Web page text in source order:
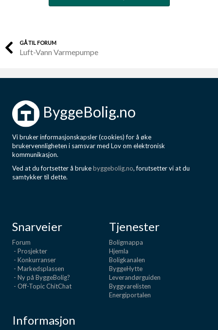
GÅ TIL FORUM
Luft-Vann Varmepumpe
ByggeBolig.no
Vi bruker informasjonskapsler (cookies) for å øke
brukervennligheten i samsvar med Lov om elektronisk
kommunikasjon.
Ved at du fortsetter å brukebyggebolig.no, forutsetter vi at du
samtykker til dette.
Snarveier
Forum
- Prosjekter
- Konkurranser
- Markedsplassen
- Ny på ByggeBolig?
- Off-Topic ChitChat
Tjenester
Boligmappa
Hjemla
Boligkanalen
ByggeHytte
Leverandørguiden
Byggvarelisten
Energiportalen
Informasjon